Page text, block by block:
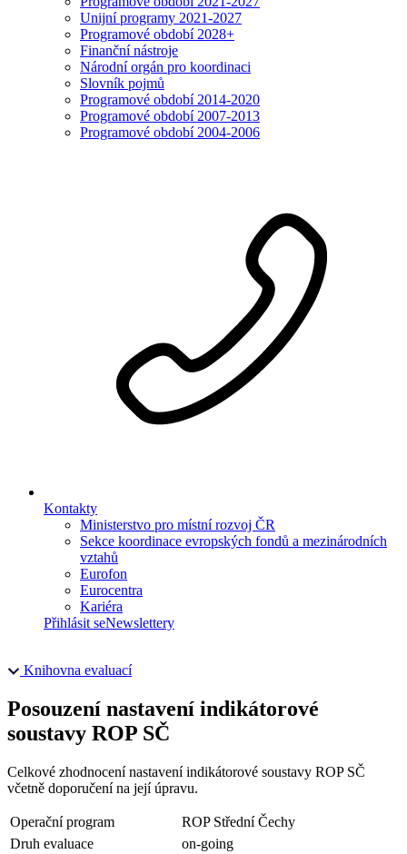
Unijní programy 2021-2027
Programové období 2028+
Finanční nástroje
Národní orgán pro koordinaci
Slovník pojmů
Programové období 2014-2020
Programové období 2007-2013
Programové období 2004-2006
Kontakty
Ministerstvo pro místní rozvoj ČR
Sekce koordinace evropských fondů a mezinárodních
vztahů
Eurofon
Eurocentra
Kariéra
Přihlásit seNewslettery
Knihovna evaluací
Posouzení nastavení indikátorové
soustavy ROP SČ
Celkové zhodnocení nastavení indikátorové soustavy ROP SČ
včetně doporučení na její úpravu.
Operační program
ROP Střední Čechy
Druh evaluace
on-going